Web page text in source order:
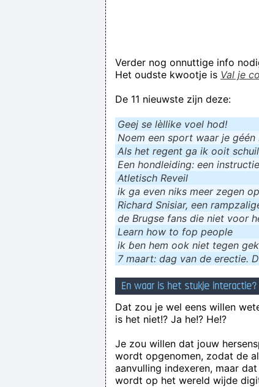
Verder nog onnuttige info
Het oudste kwootje is Val je
De 11 nieuwste zijn deze:
Geej se lèllike voel hod!
Noem een sport waar je
Als het regent ga ik ooit
Een hondleiding: een
Atletisch Reveil
ik ga even niks meer zegen
Richard Snisiar, een
de Brugse fans die niet voor
Learn how to fop people
ik ɓen hem ook niet tegen
7 maart: dag van de erectie.
En waar is het stukje interactie?
Dat zou je wel eens willen
is het niet!? Ja he!? He!?
Je zou willen dat jouw
wordt opgenomen, zodat de
aanvulling indexeren, maar
wordt op het wereld wijde